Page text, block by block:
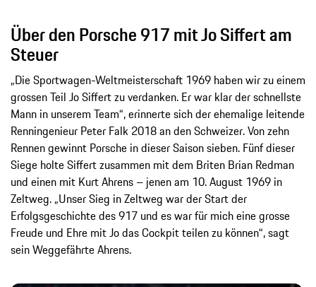
Über den Porsche 917 mit Jo Siffert am
Steuer
„Die Sportwagen-Weltmeisterschaft 1969 haben wir zu einem
grossen Teil Jo Siffert zu verdanken. Er war klar der schnellste
Mann in unserem Team“, erinnerte sich der ehemalige leitende
Renningenieur Peter Falk 2018 an den Schweizer. Von zehn
Rennen gewinnt Porsche in dieser Saison sieben. Fünf dieser
Siege holte Siffert zusammen mit dem Briten Brian Redman
und einen mit Kurt Ahrens – jenen am 10. August 1969 in
Zeltweg. „Unser Sieg in Zeltweg war der Start der
Erfolgsgeschichte des 917 und es war für mich eine grosse
Freude und Ehre mit Jo das Cockpit teilen zu können“, sagt
sein Weggefährte Ahrens.